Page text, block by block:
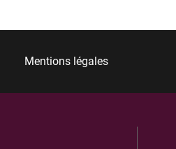
Mentions légales